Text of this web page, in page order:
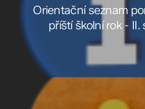
Orientační seznam
příští školní rok - II.